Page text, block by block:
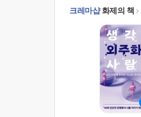
크레마샵화제의 책